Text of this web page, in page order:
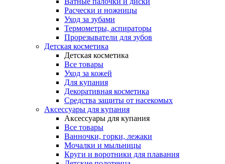
Расчески и ножницы
Уход за зубами
Термометры, аспираторы
Прорезыватели для зубов
Детская косметика
Детская косметика
Все товары
Уход за кожей
Для купания
Декоративная косметика
Средства защиты от насекомых
Аксессуары для купания
Аксессуары для купания
Все товары
Ванночки, горки, лежаки
Мочалки и мыльницы
Круги и воротники для плавания